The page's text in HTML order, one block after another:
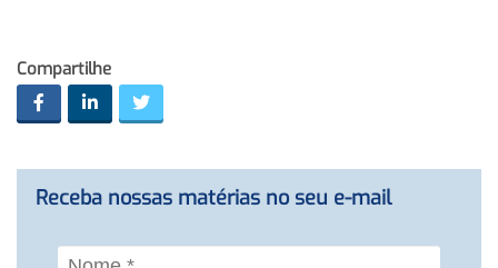
Compartilhe
Receba nossas matérias no seu e-mail